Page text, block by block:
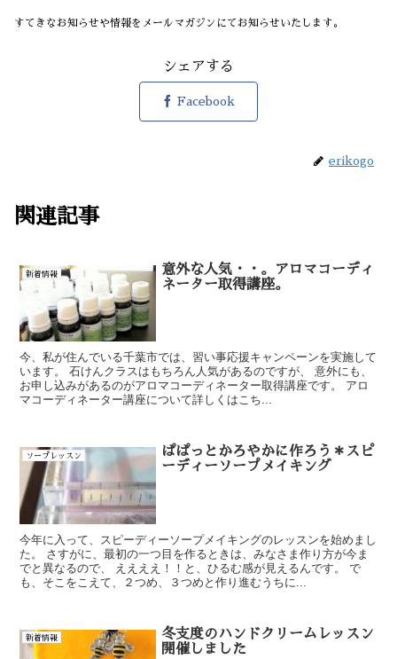
すてきなお知らせや情報をメールマガジンにてお知らせいたします。
シェアする
Facebook
erikogo
関連記事
新着情報
意外な人気・・。アロマコーディ
ネーター取得講座。
今、私が住んでいる千葉市では、習い事応援キャンペーンを実施して
います。 石けんクラスはもちろん人気があるのですが、 意外にも、
お申し込みがあるのがアロマコーディネーター取得講座です。 アロ
マコーディネーター講座について詳しくはこち...
ソープレッスン
ぱぱっとかろやかに作ろう＊スピ
ーディーソープメイキング
今年に入って、スピーディーソープメイキングのレッスンを始めまし
た。 さすがに、最初の一つ目を作るときは、みなさま作り方が今ま
でと異なるので、 ええええ！！と、ひるむ感が見えるんです。 で
も、そこをこえて、２つめ、３つめと作り進むうちに...
新着情報
冬支度のハンドクリームレッスン
開催しました